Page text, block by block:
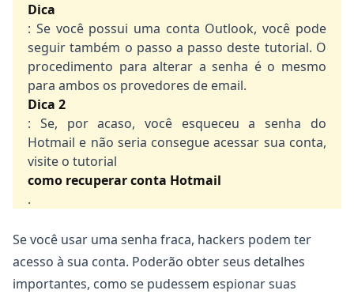
Dica
: Se você possui uma conta Outlook, você pode
seguir também o passo a passo deste tutorial. O
procedimento para alterar a senha é o mesmo
para ambos os provedores de email.
Dica 2
: Se, por acaso, você esqueceu a senha do
Hotmail e não seria consegue acessar sua conta,
visite o tutorial
como recuperar conta Hotmail
.
Se você usar uma senha fraca, hackers podem ter
acesso à sua conta. Poderão obter seus detalhes
importantes, como se pudessem espionar suas
Copiar